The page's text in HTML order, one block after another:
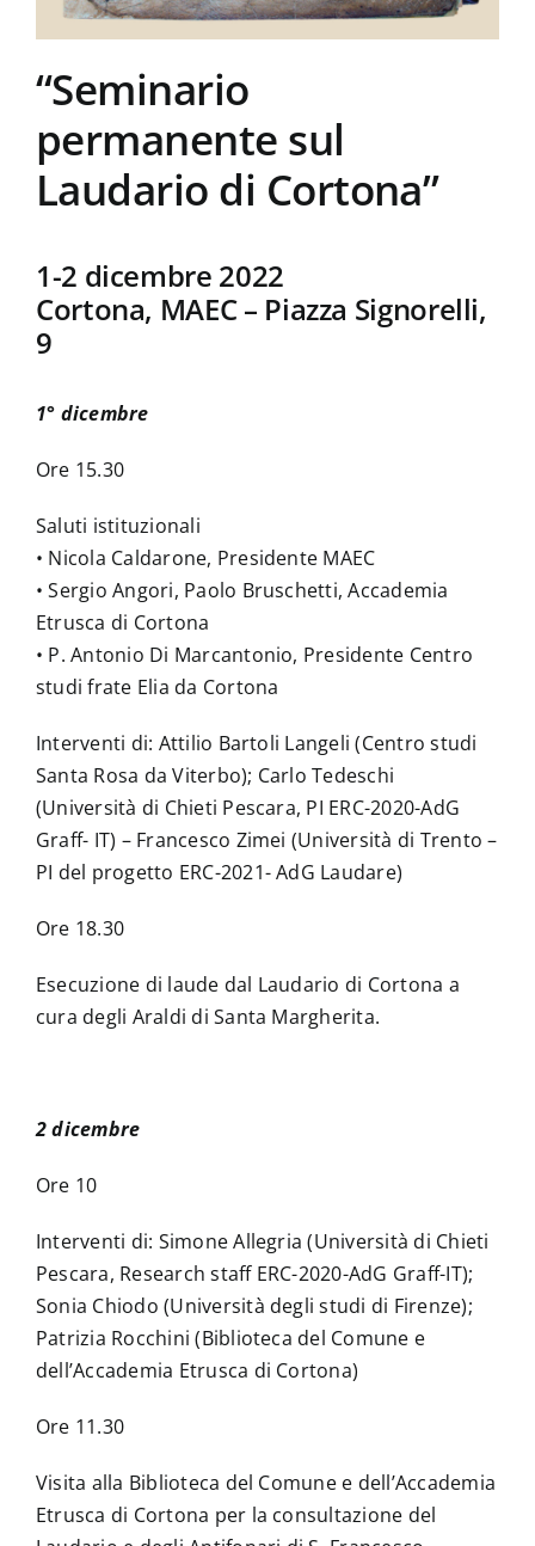
“Seminario
permanente sul
Laudario di Cortona”
1-2 dicembre 2022
Cortona, MAEC – Piazza Signorelli,
9
1° dicembre
Ore 15.30
Saluti istituzionali
• Nicola Caldarone, Presidente MAEC
• Sergio Angori, Paolo Bruschetti, Accademia
Etrusca di Cortona
• P. Antonio Di Marcantonio, Presidente Centro
studi frate Elia da Cortona
Interventi di: Attilio Bartoli Langeli (Centro studi
Santa Rosa da Viterbo); Carlo Tedeschi
(Università di Chieti Pescara, PI ERC-2020-AdG
Graff- IT) – Francesco Zimei (Università di Trento –
PI del progetto ERC-2021- AdG Laudare)
Ore 18.30
Esecuzione di laude dal Laudario di Cortona a
cura degli Araldi di Santa Margherita.
2 dicembre
Ore 10
Interventi di: Simone Allegria (Università di Chieti
Pescara, Research staff ERC-2020-AdG Graff-IT);
Sonia Chiodo (Università degli studi di Firenze);
Patrizia Rocchini (Biblioteca del Comune e
dell’Accademia Etrusca di Cortona)
Ore 11.30
Visita alla Biblioteca del Comune e dell’Accademia
Etrusca di Cortona per la consultazione del